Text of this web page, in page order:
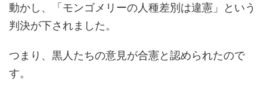
動かし、「モンゴメリーの人種差別は違憲」という
判決が下されました。
つまり、黒人たちの意見が合憲と認められたので
す。